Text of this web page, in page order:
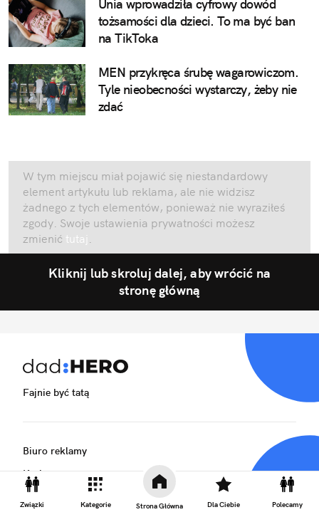
Związki Kategorie Strona Główna Dla Ciebie Polecamy
Unia wprowadziła cyfrowy dowód
tożsamości dla dzieci. To ma być ban
na TikToka
MEN przykręca śrubę wagarowiczom.
Tyle nieobecności wystarczy, żeby nie
zdać
W tym miejscu miał pojawić się niestandardowy
element artykułu lub reklama, ale nie widzisz
żadnego z tych elementów, ponieważ nie wyraziłeś
zgody. Swoje ustawienia prywatności możesz
zmienić tutaj
Kliknij lub skroluj dalej, aby wrócić na
stronę główną
Fajnie być tatą
Biuro reklamy
Kariera
Skład redakcji